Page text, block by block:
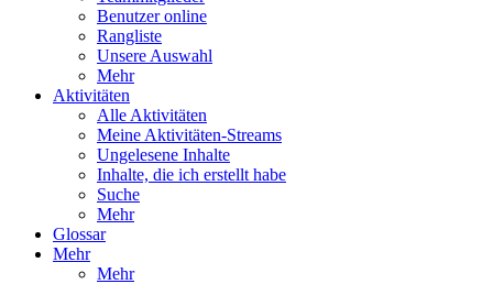
Benutzer online
Rangliste
Unsere Auswahl
Mehr
Aktivitäten
Alle Aktivitäten
Meine Aktivitäten-Streams
Ungelesene Inhalte
Inhalte, die ich erstellt habe
Suche
Mehr
Glossar
Mehr
Mehr